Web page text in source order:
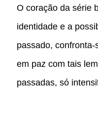
O coração da série
identidade e a
passado,
em paz com tais
passadas, só